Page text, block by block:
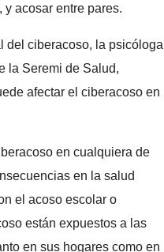
y acosar entre pares.
del ciberacoso, la psicóloga
la Seremi de Salud,
afectar el ciberacoso en
en cualquiera de
en la salud
el acoso escolar o
están expuestos a las
en sus hogares como en